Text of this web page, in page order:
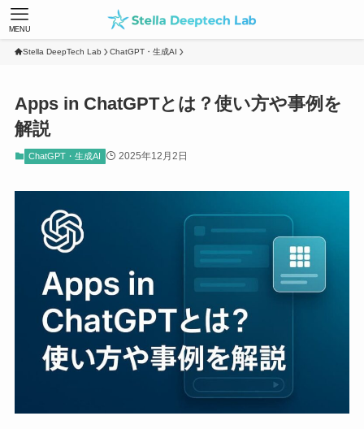
MENU
Stella DeepTech Lab ChatGPT・生成AI
Apps in ChatGPTとは？使い方や事例を
解説
ChatGPT・生成AI 2025年12月2日